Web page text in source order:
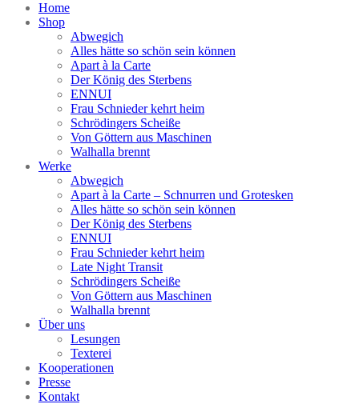
Home
Shop
Abwegich
Alles hätte so schön sein können
Apart à la Carte
Der König des Sterbens
ENNUI
Frau Schnieder kehrt heim
Schrödingers Scheiße
Von Göttern aus Maschinen
Walhalla brennt
Werke
Abwegich
Apart à la Carte – Schnurren und Grotesken
Alles hätte so schön sein können
Der König des Sterbens
ENNUI
Frau Schnieder kehrt heim
Late Night Transit
Schrödingers Scheiße
Von Göttern aus Maschinen
Walhalla brennt
Über uns
Lesungen
Texterei
Kooperationen
Presse
Kontakt